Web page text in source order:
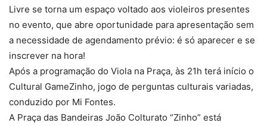
Livre se torna um espaço voltado aos violeiros presentes
no evento, que abre oportunidade para apresentação sem
a necessidade de agendamento prévio: é só aparecer e se
inscrever na hora!
Após a programação do Viola na Praça, às 21h terá início o
Cultural GameZinho, jogo de perguntas culturais variadas,
conduzido por Mi Fontes.
A Praça das Bandeiras João Colturato “Zinho” está